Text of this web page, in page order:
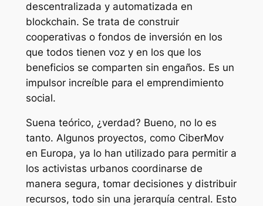
descentralizada y automatizada en
blockchain. Se trata de construir
cooperativas o fondos de inversión en los
que todos tienen voz y en los que los
beneficios se comparten sin engaños. Es un
impulsor increíble para el emprendimiento
social.
Suena teórico, ¿verdad? Bueno, no lo es
tanto. Algunos proyectos, como CiberMov
en Europa, ya lo han utilizado para permitir a
los activistas urbanos coordinarse de
manera segura, tomar decisiones y distribuir
recursos, todo sin una jerarquía central. Esto